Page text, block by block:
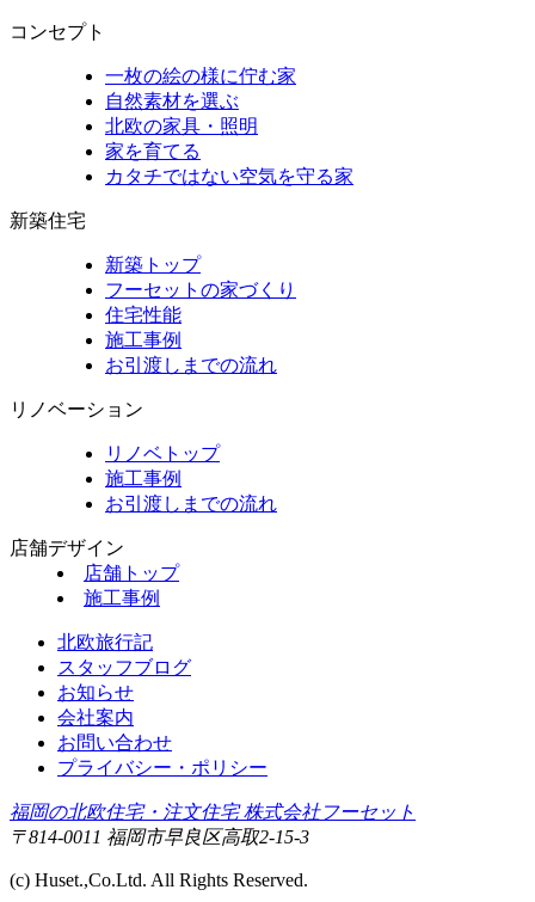
コンセプト
一枚の絵の様に佇む家
自然素材を選ぶ
北欧の家具・照明
家を育てる
カタチではない空気を守る家
新築住宅
新築トップ
フーセットの家づくり
住宅性能
施工事例
お引渡しまでの流れ
リノベーション
リノベトップ
施工事例
お引渡しまでの流れ
店舗デザイン
店舗トップ
施工事例
北欧旅行記
スタッフブログ
お知らせ
会社案内
お問い合わせ
プライバシー・ポリシー
福岡の北欧住宅・注文住宅 株式会社フーセット
〒814-0011 福岡市早良区高取2-15-3
(c) Huset.,Co.Ltd. All Rights Reserved.